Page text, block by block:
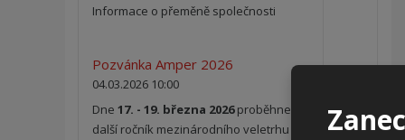
Informace o přeměně společnosti
Pozvánka Amper 2026
04.03.2026 10:00
Dne17. - 19. března 2026proběhne
další ročník mezinárodního veletrhu